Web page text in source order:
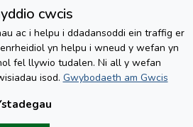
cwcis
ac i helpu i ddadansoddi ein traffig er
yn helpu i wneud y wefan yn
fel llywio tudalen. Ni all y wefan
isod. Gwybodaeth am Gwcis